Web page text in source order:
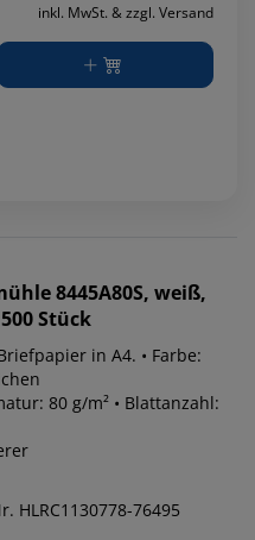
inkl. MwSt. & zzgl. Versand
8445A80S, weiß,
Stück
in A4. • Farbe:
80 g/m² • Blattanzahl:
HLRC1130778-76495